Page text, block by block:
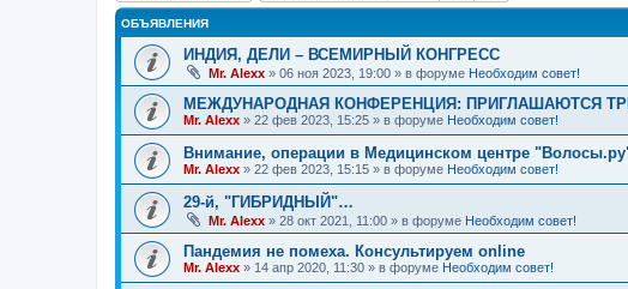
ОБЪЯВЛЕНИЯ
ИНДИЯ, ДЕЛИ – ВСЕМИРНЫЙ КОНГРЕСС
Mr. Alexx » 06 ноя 2023, 19:00 » в форуме Необходим совет!
МЕЖДУНАРОДНАЯ КОНФЕРЕНЦИЯ: ПРИГЛАШАЮТСЯ
Mr. Alexx » 22 фев 2023, 15:25 » в форуме Необходим совет!
Внимание, операции в Медицинском центре
Mr. Alexx » 22 фев 2023, 15:15 » в форуме Необходим совет!
29-й, "ГИБРИДНЫЙ"…
Mr. Alexx » 28 окт 2021, 11:00 » в форуме Необходим совет!
Пандемия не помеха. Консультируем online
Mr. Alexx » 14 апр 2020, 11:30 » в форуме Необходим совет!